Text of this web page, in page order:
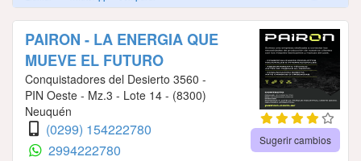
PAIRON - LA ENERGIA QUE
MUEVE EL FUTURO
Conquistadores del Desierto 3560 -
PIN Oeste - Mz.3 - Lote 14 - (8300)
Neuquén
(0299) 154222780
2994222780
Sugerir cambios